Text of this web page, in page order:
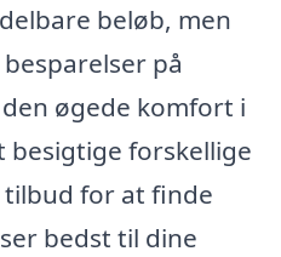
beløb, men
på
øgede komfort i
besigtige forskellige
for at finde
bedst til dine